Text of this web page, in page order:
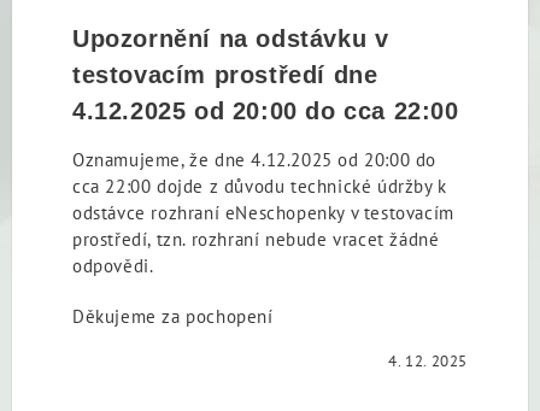
Upozornění na odstávku v
testovacím prostředí dne
4.12.2025 od 20:00 do cca 22:00
Oznamujeme, že dne 4.12.2025 od 20:00 do
cca 22:00 dojde z důvodu technické údržby k
odstávce rozhraní eNeschopenky v testovacím
prostředí, tzn. rozhraní nebude vracet žádné
odpovědi.
Děkujeme za pochopení
4. 12. 2025